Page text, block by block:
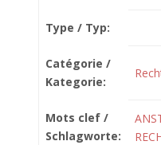
Type / Typ:
Catégorie /
Kategorie:
Mots clef /
Schlagworte: